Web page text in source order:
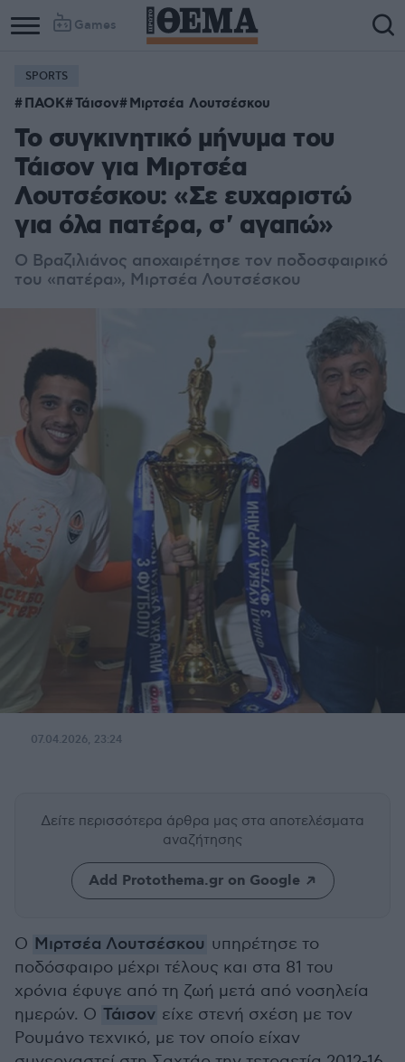
Games
SPORTS
ΠΑΟΚ Τάισον Μιρτσέα Λουτσέσκου
Το συγκινητικό μήνυμα του
Τάισον για Μιρτσέα
Λουτσέσκου: «Σε ευχαριστώ
για όλα πατέρα, σ' αγαπώ»
Ο Βραζιλιάνος αποχαιρέτησε τον ποδοσφαιρικό
του «πατέρα», Μιρτσέα Λουτσέσκου
07.04.2026, 23:24
Δείτε περισσότερα άρθρα μας στα αποτελέσματα
αναζήτησης
Add Protothema.gr on Google
Ο Μιρτσέα Λουτσέσκου υπηρέτησε το
ποδόσφαιρο μέχρι τέλους και στα 81 του
χρόνια έφυγε από τη ζωή μετά από νοσηλεία
ημερών. Ο Τάισον είχε στενή σχέση με τον
Ρουμάνο τεχνικό, με τον οποίο είχαν